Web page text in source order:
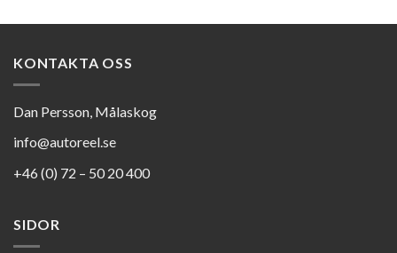
KONTAKTA OSS
Dan Persson, Målaskog
info@autoreel.se
+46 (0) 72 – 50 20 400
SIDOR